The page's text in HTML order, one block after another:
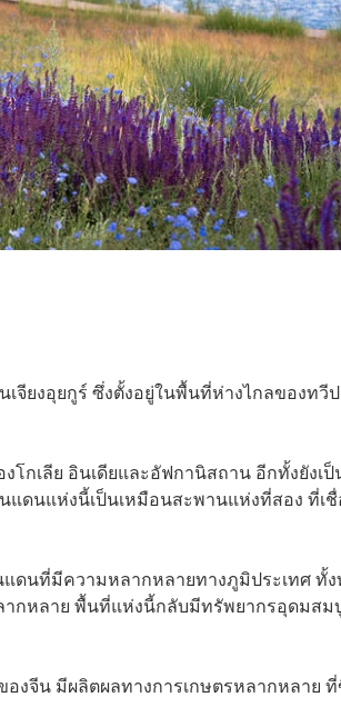
เจียงอุยกูร์ ซึ่งตั้งอยู่ในพื้นที่ห่างไกลของทวีป
กเลีย อินเดียและอัฟกานิสถาน อีกทั้งยังเป็
ดนแห่งนี้เป็นเหมือนสะพานแห่งที่สอง ที่เ
ดนที่มีความหลากหลายทางภูมิประเทศ ทั้ง
กหลาย พื้นที่แห่งนี้กลับมีทรัพยากรอุดมส
งจีน มีผลิตผลทางการเกษตรหลากหลาย